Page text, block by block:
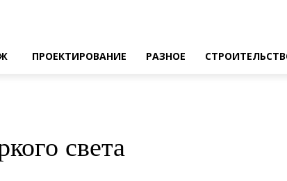
ПРОЕКТИРОВАНИЕ РАЗНОЕ
света